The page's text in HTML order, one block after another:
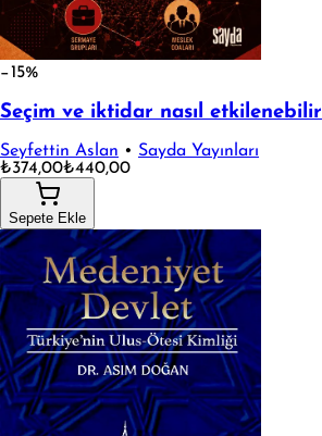
−15%
Seçim ve iktidar nasıl etkilenebilir
Seyfettin Aslan • Sayda Yayınları
₺374,00₺440,00
Sepete Ekle